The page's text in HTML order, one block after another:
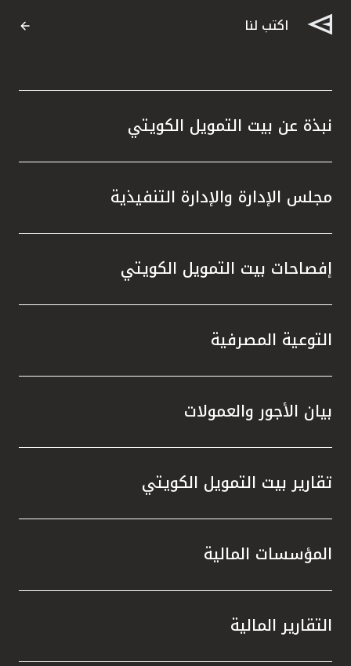
اكتب لنا
نبذة عن بيت التمويل الكويتي
مجلس الإدارة والإدارة التنفيذية
إفصاحات بيت التمويل الكويتي
التوعية المصرفية
بيان الأجور والعمولات
تقارير بيت التمويل الكويتي
المؤسسات المالية
التقارير المالية